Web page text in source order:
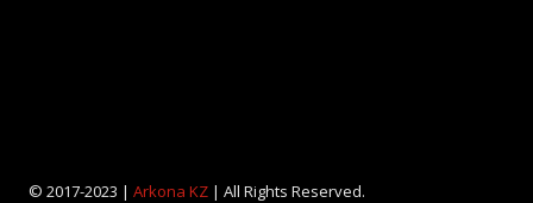
© 2017-2023 | Arkona KZ| All Rights Reserved.